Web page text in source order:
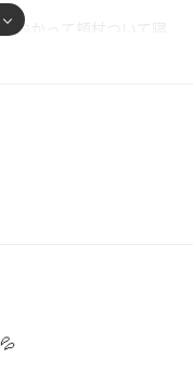
根も味染みしみで最
お味噌汁もお代わ
。
の出てきてあーあっ
めっちゃ気になるね
向かって頬杖ついて寝
ん。
人入ってきた時は流
は時間がない！
い水風呂、しかもシン
いい事この上ない✨
、やっぱり泊まってゆ